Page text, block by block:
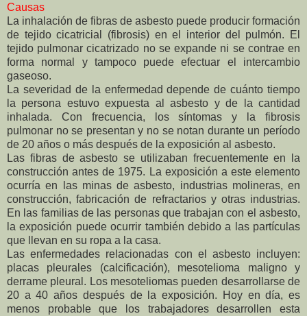
Causas
La inhalación de fibras de asbesto puede producir formación
de tejido cicatricial (fibrosis) en el interior del pulmón. El
tejido pulmonar cicatrizado no se expande ni se contrae en
forma normal y tampoco puede efectuar el intercambio
gaseoso.
La severidad de la enfermedad depende de cuánto tiempo
la persona estuvo expuesta al asbesto y de la cantidad
inhalada. Con frecuencia, los síntomas y la fibrosis
pulmonar no se presentan y no se notan durante un período
de 20 años o más después de la exposición al asbesto.
Las fibras de asbesto se utilizaban frecuentemente en la
construcción antes de 1975. La exposición a este elemento
ocurría en las minas de asbesto, industrias molineras, en
construcción, fabricación de refractarios y otras industrias.
En las familias de las personas que trabajan con el asbesto,
la exposición puede ocurrir también debido a las partículas
que llevan en su ropa a la casa.
Las enfermedades relacionadas con el asbesto incluyen:
placas pleurales (calcificación), mesotelioma maligno y
derrame pleural. Los mesoteliomas pueden desarrollarse de
20 a 40 años después de la exposición. Hoy en día, es
menos probable que los trabajadores desarrollen esta